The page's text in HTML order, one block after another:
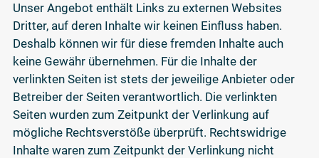
Unser Angebot enthält Links zu externen Websites
Dritter, auf deren Inhalte wir keinen Einfluss haben.
Deshalb können wir für diese fremden Inhalte auch
keine Gewähr übernehmen. Für die Inhalte der
verlinkten Seiten ist stets der jeweilige Anbieter oder
Betreiber der Seiten verantwortlich. Die verlinkten
Seiten wurden zum Zeitpunkt der Verlinkung auf
mögliche Rechtsverstöße überprüft. Rechtswidrige
Inhalte waren zum Zeitpunkt der Verlinkung nicht